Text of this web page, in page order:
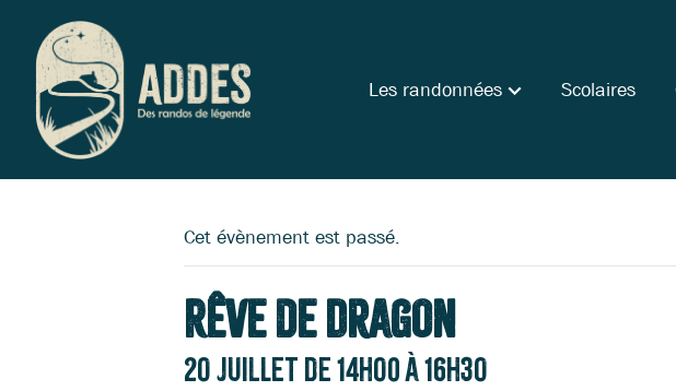
Les randonnées Scolaires
Cet évènement est passé.
Rêve de Dragon
20 juillet de 14h00à16h30